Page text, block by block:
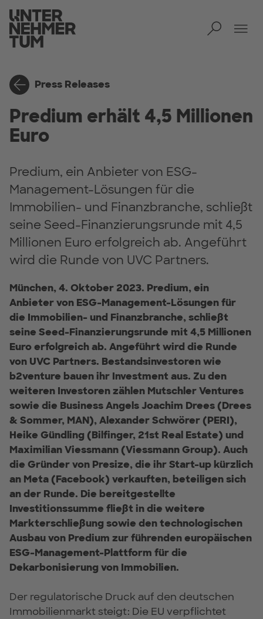
Press Releases
Predium erhält 4,5 Millionen
Euro
Predium, ein Anbieter von ESG-
Management-Lösungen für die
Immobilien- und Finanzbranche, schließt
seine Seed-Finanzierungsrunde mit 4,5
Millionen Euro erfolgreich ab. Angeführt
wird die Runde von UVC Partners.
München, 4. Oktober 2023. Predium, ein
Anbieter von ESG-Management-Lösungen für
die Immobilien- und Finanzbranche, schließt
seine Seed-Finanzierungsrunde mit 4,5 Millionen
Euro erfolgreich ab. Angeführt wird die Runde
von UVC Partners. Bestandsinvestoren wie
b2venture bauen ihr Investment aus. Zu den
weiteren Investoren zählen Mutschler Ventures
sowie die Business Angels Joachim Drees (Drees
& Sommer, MAN), Alexander Schwörer (PERI),
Heike Gündling (Bilfinger, 21st Real Estate) und
Maximilian Viessmann (Viessmann Group). Auch
die Gründer von Presize, die ihr Start-up kürzlich
an Meta (Facebook) verkauften, beteiligen sich
an der Runde. Die bereitgestellte
Investitionssumme fließt in die weitere
Markterschließung sowie den technologischen
Ausbau von Predium zur führenden europäischen
ESG-Management-Plattform für die
Dekarbonisierung von Immobilien.
Der regulatorische Druck auf den deutschen
Immobilienmarkt steigt: Die EU verpflichtet